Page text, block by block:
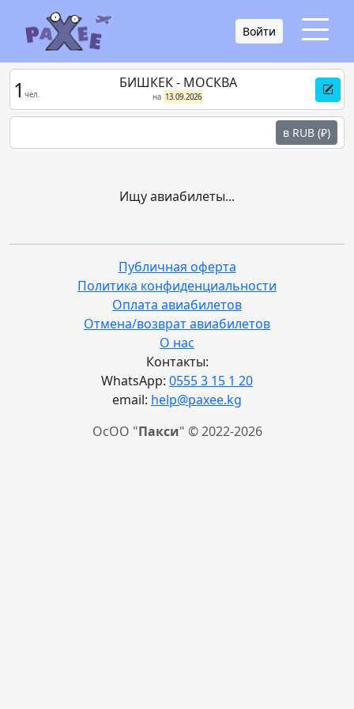
Войти
1 чел.
БИШКЕК - МОСКВА
на 13.09.2026
в RUB (₽)
Ищу авиабилеты...
Публичная оферта
Политика конфиденциальности
Оплата авиабилетов
Отмена/возврат авиабилетов
О нас
Контакты:
WhatsApp: 0555 3 15 1 20
email: help@paxee.kg
ОсОО "Пакси" © 2022-2026